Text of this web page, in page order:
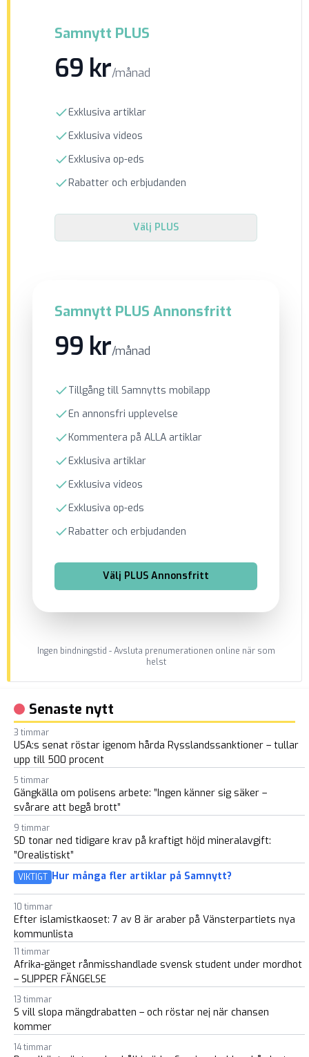
Samnytt PLUS
69 kr/månad
Exklusiva artiklar
Exklusiva videos
Exklusiva op-eds
Rabatter och erbjudanden
Välj PLUS
Samnytt PLUS Annonsfritt
99 kr/månad
Tillgång till Samnytts mobilapp
En annonsfri upplevelse
Kommentera på ALLA artiklar
Exklusiva artiklar
Exklusiva videos
Exklusiva op-eds
Rabatter och erbjudanden
Välj PLUS Annonsfritt
Ingen bindningstid - Avsluta prenumerationen online när som
helst
Senaste nytt
3 timmar
USA:s senat röstar igenom hårda Rysslandssanktioner – tullar
upp till 500 procent
5 timmar
Gängkälla om polisens arbete: ”Ingen känner sig säker –
svårare att begå brott”
9 timmar
SD tonar ned tidigare krav på kraftigt höjd mineralavgift:
”Orealistiskt”
VIKTIGT Hur många fler artiklar på Samnytt?
10 timmar
Efter islamistkaoset: 7 av 8 är araber på Vänsterpartiets nya
kommunlista
11 timmar
Afrika-gänget rånmisshandlade svensk student under mordhot
– SLIPPER FÄNGELSE
13 timmar
S vill slopa mängdrabatten – och röstar nej när chansen
kommer
14 timmar